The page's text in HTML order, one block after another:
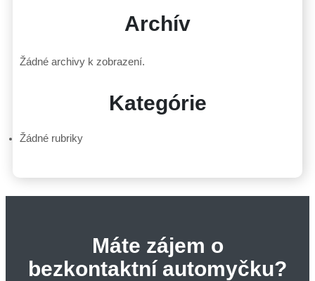
Archív
Žádné archivy k zobrazení.
Kategórie
Žádné rubriky
Máte zájem o
bezkontaktní automyčku?